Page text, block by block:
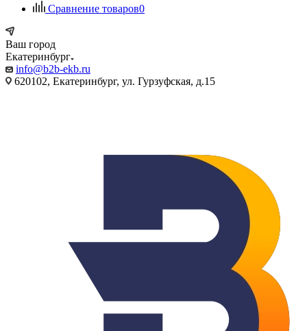
Сравнение товаров0
Ваш город
Екатеринбург
info@b2b-ekb.ru
620102, Екатеринбург, ул. Гурзуфская, д.15